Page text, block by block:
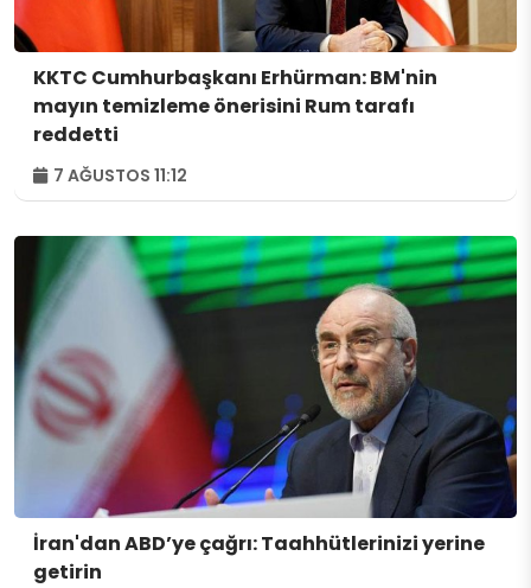
KKTC Cumhurbaşkanı Erhürman: BM'nin
mayın temizleme önerisini Rum tarafı
reddetti
7 AĞUSTOS 11:12
İran'dan ABD’ye çağrı: Taahhütlerinizi yerine
getirin